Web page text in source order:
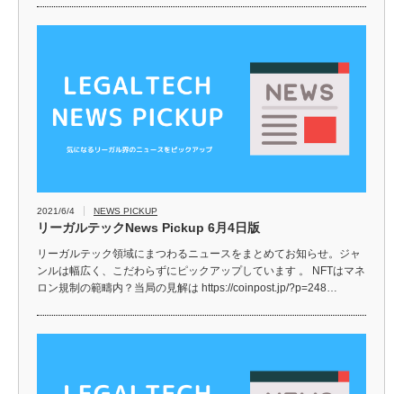
2021/6/4 NEWS PICKUP
リーガルテックNews Pickup 6月4日版
リーガルテック領域にまつわるニュースをまとめてお知らせ。ジャ
ンルは幅広く、こだわらずにピックアップしています 。 NFTはマネ
ロン規制の範疇内？当局の見解は https://coinpost.jp/?p=248…